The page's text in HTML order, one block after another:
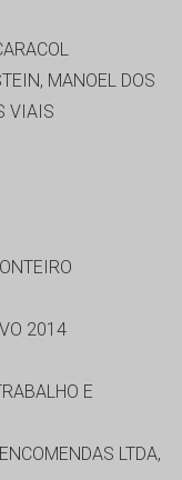
MANOEL DOS
VIAIS
2014
E
LTDA,